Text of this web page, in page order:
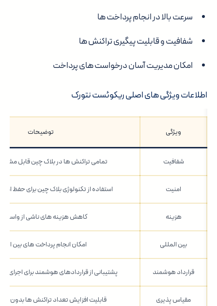
سرعت بالا در انجام پرداخت ها
شفافیت و قابلیت پیگیری تراکنش ها
امکان مدیریت آسان درخواست های پرداخت
اطلاعات ویژگی های اصلی ریکوئست نتورک
ویژگی توضیحات
شفافیت تمامی تراکنش ها در بلاک چین قابل
امنیت استفاده از تکنولوژی بلاک چین برای حفظ
هزینه کاهش هزینه های ناشی از واسطه
بین المللی امکان انجام پرداخت های بین
قرارداد هوشمند پشتیبانی از قراردادهای هوشمند برای اجرای
مقیاس پذیری قابلیت افزایش تعداد تراکنش ها بدون